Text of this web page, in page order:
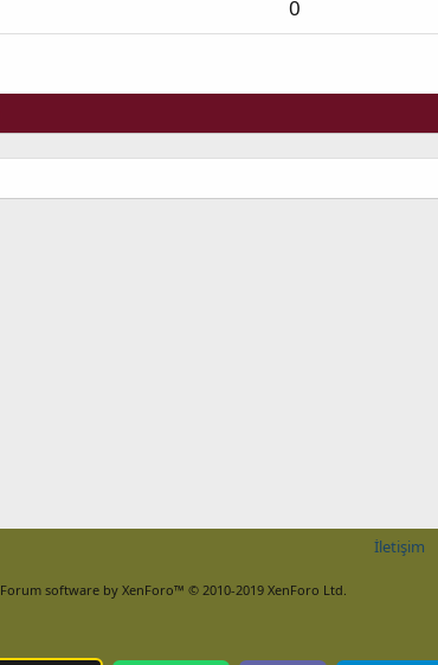
0
İletişim
Forum software by XenForo™ © 2010-2019 XenForo Ltd.